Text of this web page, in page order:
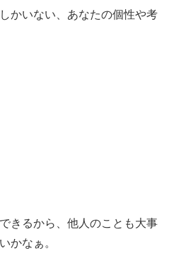
かいない、あなたの個性や考
きるから、他人のことも大事
かなぁ。